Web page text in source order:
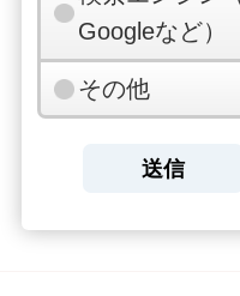
Googleなど）
その他